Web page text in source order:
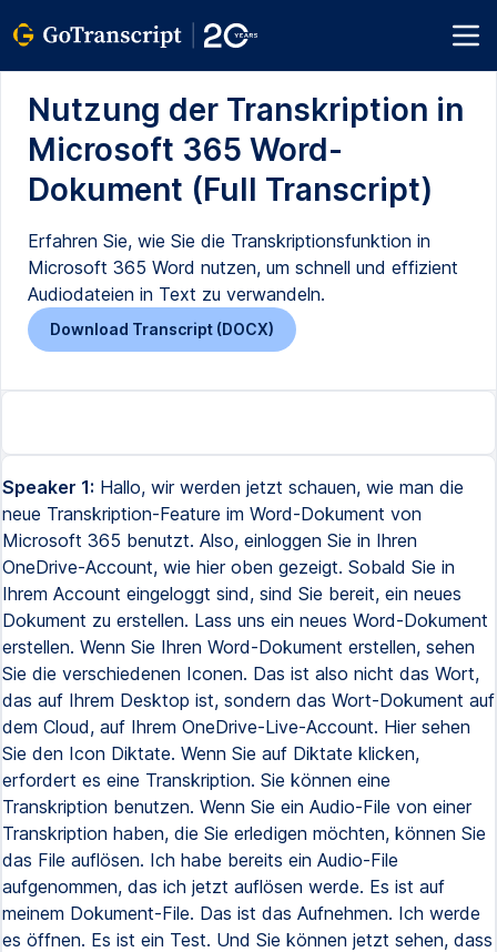
Nutzung der Transkription in
Microsoft 365 Word-
Dokument (Full Transcript)
Erfahren Sie, wie Sie die Transkriptionsfunktion in
Microsoft 365 Word nutzen, um schnell und effizient
Audiodateien in Text zu verwandeln.
Download Transcript (DOCX)
Speaker 1: Hallo, wir werden jetzt schauen, wie man die
neue Transkription-Feature im Word-Dokument von
Microsoft 365 benutzt. Also, einloggen Sie in Ihren
OneDrive-Account, wie hier oben gezeigt. Sobald Sie in
Ihrem Account eingeloggt sind, sind Sie bereit, ein neues
Dokument zu erstellen. Lass uns ein neues Word-Dokument
erstellen. Wenn Sie Ihren Word-Dokument erstellen, sehen
Sie die verschiedenen Iconen. Das ist also nicht das Wort,
das auf Ihrem Desktop ist, sondern das Wort-Dokument auf
dem Cloud, auf Ihrem OneDrive-Live-Account. Hier sehen
Sie den Icon Diktate. Wenn Sie auf Diktate klicken,
erfordert es eine Transkription. Sie können eine
Transkription benutzen. Wenn Sie ein Audio-File von einer
Transkription haben, die Sie erledigen möchten, können Sie
das File auflösen. Ich habe bereits ein Audio-File
aufgenommen, das ich jetzt auflösen werde. Es ist auf
meinem Dokument-File. Das ist das Aufnehmen. Ich werde
es öffnen. Es ist ein Test. Und Sie können jetzt sehen, dass